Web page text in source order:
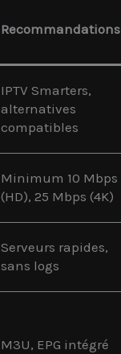
Recommandations
IPTV Smarters,
alternatives
compatibles
Minimum 10 Mbps
(HD), 25 Mbps (4K)
Serveurs rapides,
sans logs
M3U, EPG intégré